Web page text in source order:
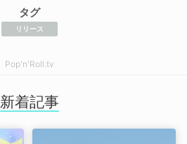
タグ
リリース
Pop'n'Roll.tv
新着記事